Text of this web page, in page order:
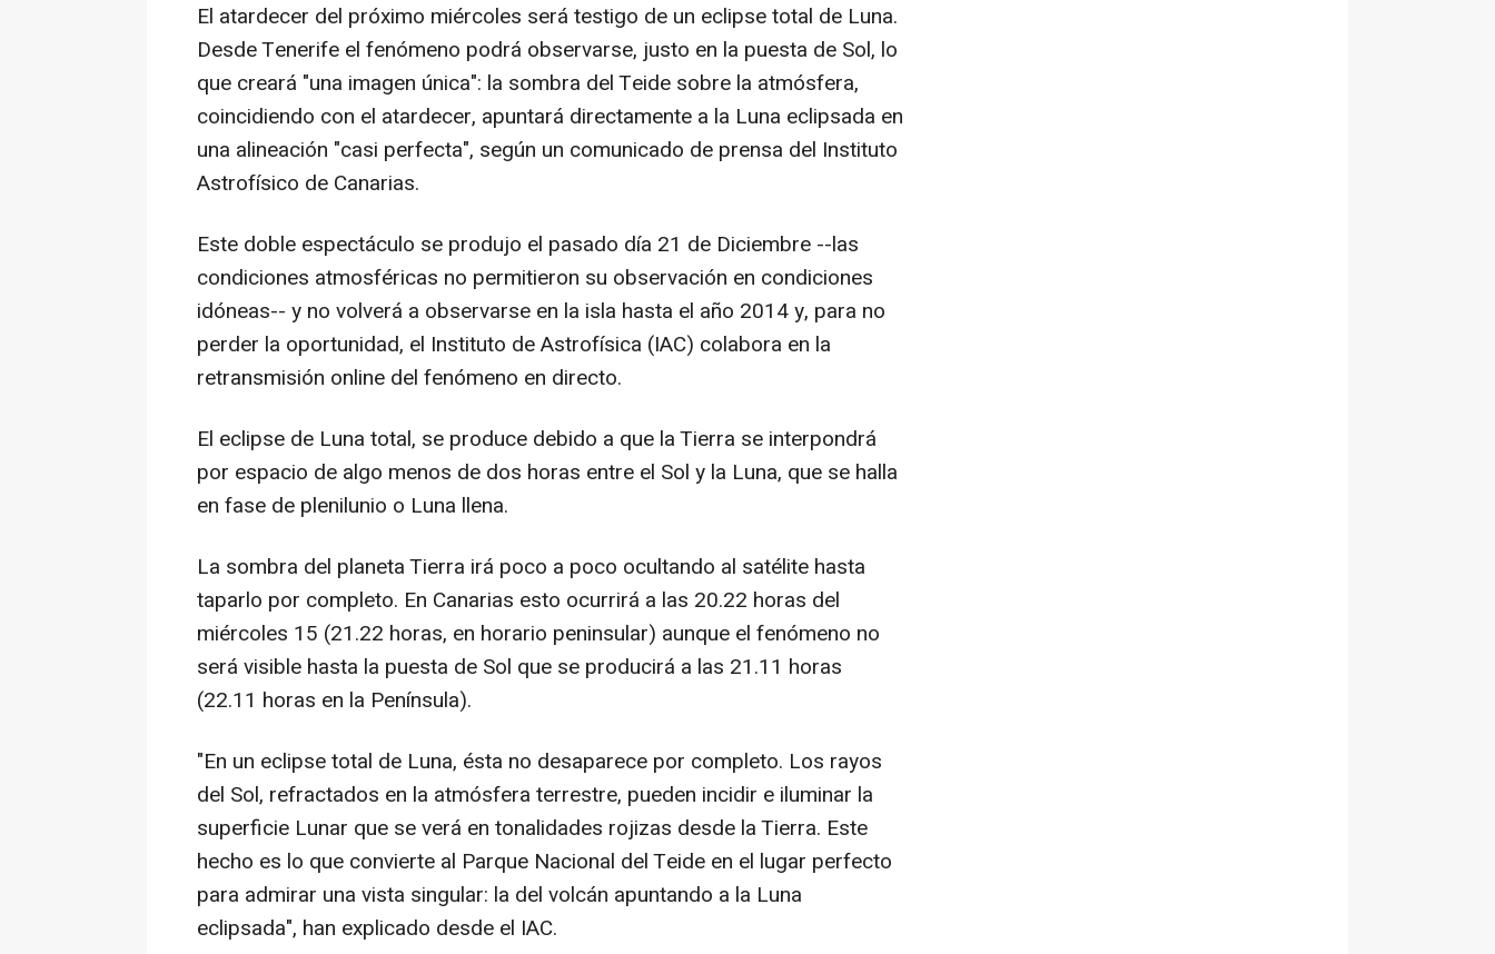
El atardecer del próximo miércoles será testigo de un eclipse total de Luna.
Desde Tenerife el fenómeno podrá observarse, justo en la puesta de Sol, lo
que creará "una imagen única": la sombra del Teide sobre la atmósfera,
coincidiendo con el atardecer, apuntará directamente a la Luna eclipsada en
una alineación "casi perfecta", según un comunicado de prensa del Instituto
Astrofísico de Canarias.
Este doble espectáculo se produjo el pasado día 21 de Diciembre --las
condiciones atmosféricas no permitieron su observación en condiciones
idóneas-- y no volverá a observarse en la isla hasta el año 2014 y, para no
perder la oportunidad, el Instituto de Astrofísica (IAC) colabora en la
retransmisión online del fenómeno en directo.
El eclipse de Luna total, se produce debido a que la Tierra se interpondrá
por espacio de algo menos de dos horas entre el Sol y la Luna, que se halla
en fase de plenilunio o Luna llena.
La sombra del planeta Tierra irá poco a poco ocultando al satélite hasta
taparlo por completo. En Canarias esto ocurrirá a las 20.22 horas del
miércoles 15 (21.22 horas, en horario peninsular) aunque el fenómeno no
será visible hasta la puesta de Sol que se producirá a las 21.11 horas
(22.11 horas en la Península).
"En un eclipse total de Luna, ésta no desaparece por completo. Los rayos
del Sol, refractados en la atmósfera terrestre, pueden incidir e iluminar la
superficie Lunar que se verá en tonalidades rojizas desde la Tierra. Este
hecho es lo que convierte al Parque Nacional del Teide en el lugar perfecto
para admirar una vista singular: la del volcán apuntando a la Luna
eclipsada", han explicado desde el IAC.